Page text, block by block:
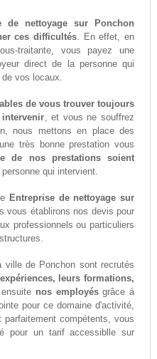
de nettoyage sur Ponchon
ces difficultés. En effet, en
traitante, vous payez une
direct de la personne qui
de vos locaux.
de vous trouver toujours
, et vous ne souffrez
nous mettons en place des
très bonne prestation vous
de nos prestations soient
qui intervient.
Entreprise de nettoyage sur
vous établirons nos devis pour
professionnels ou particuliers
ville de Ponchon sont recrutés
leurs formations,
nos employésgrâce à
pour ce domaine d'activité,
parfaitement compétents, vous
pour un tarif accessiblle sur